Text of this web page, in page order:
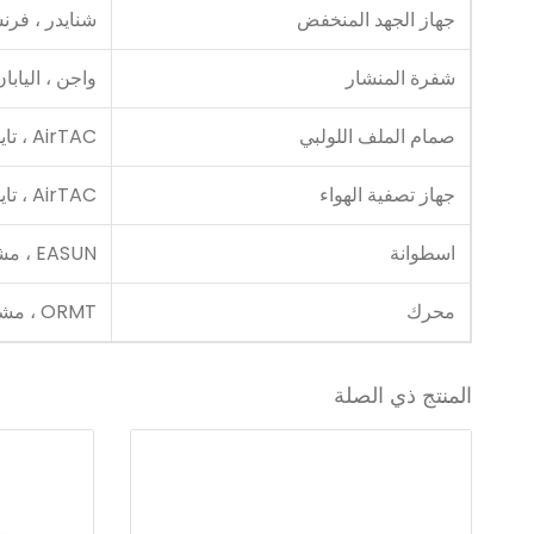
جهاز الجهد المنخفض شنايدر ،
شفرة المنشار واجن ،
صمام الملف اللولبي AirTAC ، تايوان الصين
جهاز تصفية الهواء AirTAC ، تايوان الصين
اسطوانة EASUN ، مشروع إيطالي مشترك
محرك ORMT ، مشروع مشترك إيطالي
المنتج ذي الصلة